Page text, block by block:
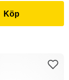
Köp